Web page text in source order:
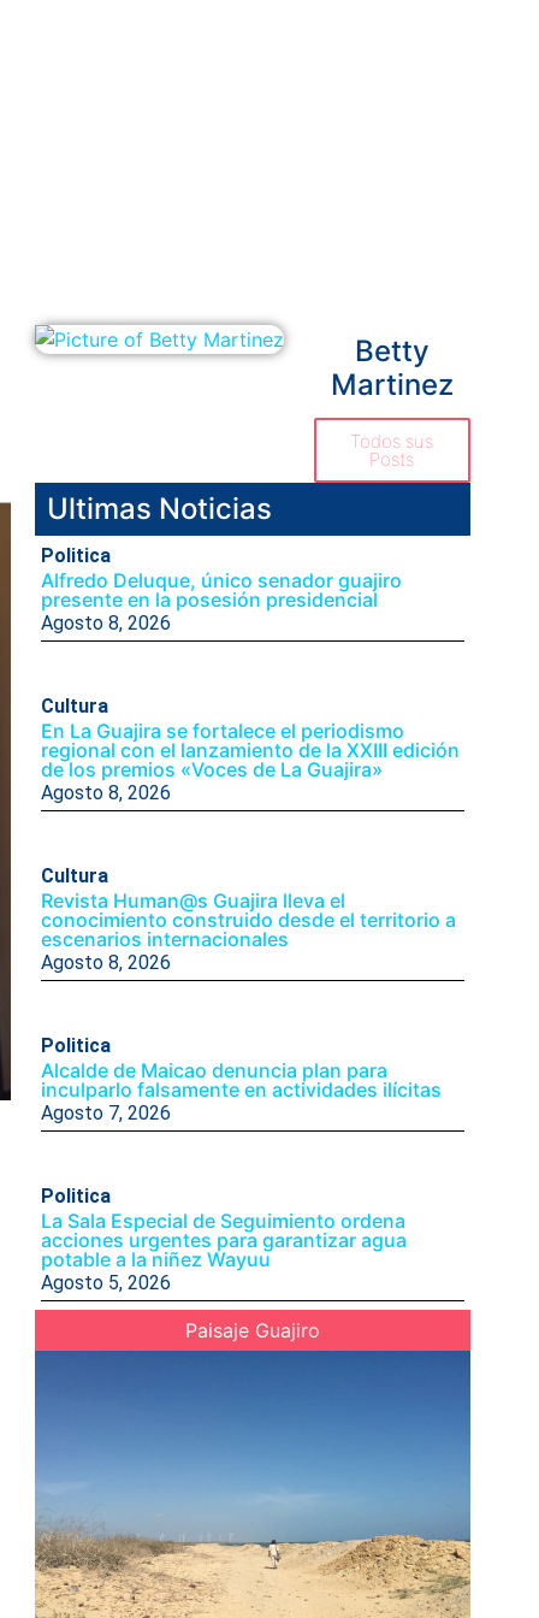
Betty
Martinez
Todos sus
Posts
Ultimas Noticias
Politica
Alfredo Deluque, único senador guajiro
presente en la posesión presidencial
Agosto 8, 2026
Cultura
En La Guajira se fortalece el periodismo
regional con el lanzamiento de la XXIII edición
de los premios «Voces de La Guajira»
Agosto 8, 2026
Cultura
Revista Human@s Guajira lleva el
conocimiento construido desde el territorio a
escenarios internacionales
Agosto 8, 2026
Politica
Alcalde de Maicao denuncia plan para
inculparlo falsamente en actividades ilícitas
Agosto 7, 2026
Politica
La Sala Especial de Seguimiento ordena
acciones urgentes para garantizar agua
potable a la niñez Wayuu
Agosto 5, 2026
Paisaje Guajiro